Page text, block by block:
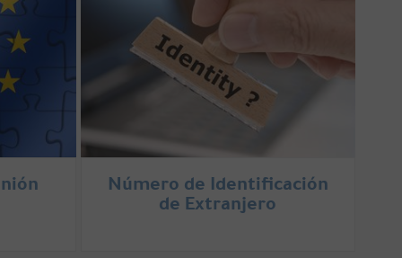
Número de Identificación
de Extranjero